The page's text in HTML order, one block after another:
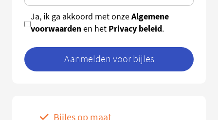
Ja, ik ga akkoord met onzeAlgemene
voorwaardenen het Privacy beleid.
Aanmelden voor bijles
Bijles op maat